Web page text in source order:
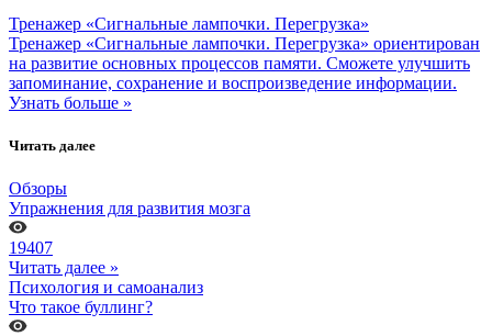
Тренажер «Сигнальные лампочки. Перегрузка»
Тренажер «Сигнальные лампочки. Перегрузка» ориентирован
на развитие основных процессов памяти. Сможете улучшить
запоминание, сохранение и воспроизведение информации.
Узнать больше »
Читать далее
Обзоры
Упражнения для развития мозга
19407
Читать далее »
Психология и самоанализ
Что такое буллинг?